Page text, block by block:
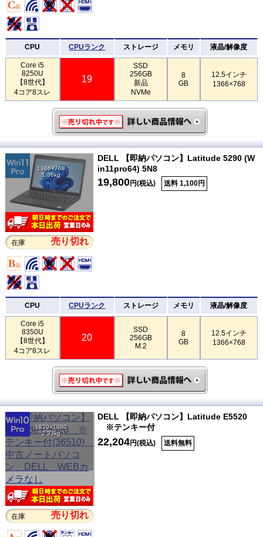
CPU CPUランク ストレージ メモリ 液晶/解像度
Core i5
8250U
【8世代】
4コア8スレ
19
SSD
256GB
新品
NVMe
8
GB
12.5インチ
1366×768
1366×768
1.36kg
在庫 売り切れ
DELL 【即納パソコン】Latitude 5290 (W
in11pro64) 5N8
19,800円(税込) 送料 1,100円
CPU CPUランク ストレージ メモリ 液晶/解像度
Core i5
8350U
【8世代】
4コア8スレ
20
SSD
256GB
M.2
8
GB
12.5インチ
1366×768
1920×1080
2.33kg
在庫 売り切れ
DELL 【即納パソコン】Latitude E5520
※テンキー付
22,204円(税込) 送料無料